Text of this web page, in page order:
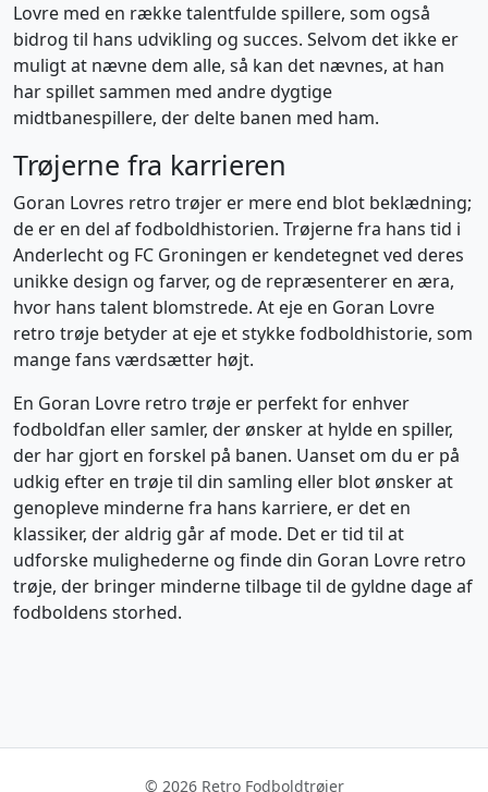
Lovre med en række talentfulde spillere, som også
bidrog til hans udvikling og succes. Selvom det ikke er
muligt at nævne dem alle, så kan det nævnes, at han
har spillet sammen med andre dygtige
midtbanespillere, der delte banen med ham.
Trøjerne fra karrieren
Goran Lovres retro trøjer er mere end blot beklædning;
de er en del af fodboldhistorien. Trøjerne fra hans tid i
Anderlecht og FC Groningen er kendetegnet ved deres
unikke design og farver, og de repræsenterer en æra,
hvor hans talent blomstrede. At eje en Goran Lovre
retro trøje betyder at eje et stykke fodboldhistorie, som
mange fans værdsætter højt.
En Goran Lovre retro trøje er perfekt for enhver
fodboldfan eller samler, der ønsker at hylde en spiller,
der har gjort en forskel på banen. Uanset om du er på
udkig efter en trøje til din samling eller blot ønsker at
genopleve minderne fra hans karriere, er det en
klassiker, der aldrig går af mode. Det er tid til at
udforske mulighederne og finde din Goran Lovre retro
trøje, der bringer minderne tilbage til de gyldne dage af
fodboldens storhed.
© 2026 Retro Fodboldtrøjer